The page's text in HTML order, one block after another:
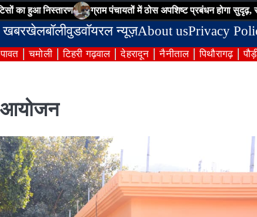
ग्राम पंचायतों में ठोस अपशिष्ट प्रबंधन होगा सुदृढ़, सीडीओ ने
खबरखेलबॉलीवुडवॉयरल न्यूज़About usPrivacy
चमोली टिहरी गढ़वाल देहरादून नैनीताल पिथौरागढ़
आयोजन